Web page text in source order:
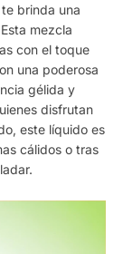
brinda una
mezcla
con el toque
una poderosa
gélida y
disfrutan
este líquido es
cálidos o tras